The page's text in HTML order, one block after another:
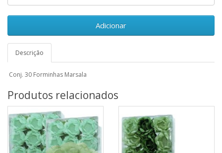
Adicionar
Descrição
Conj. 30 Forminhas Marsala
Produtos relacionados